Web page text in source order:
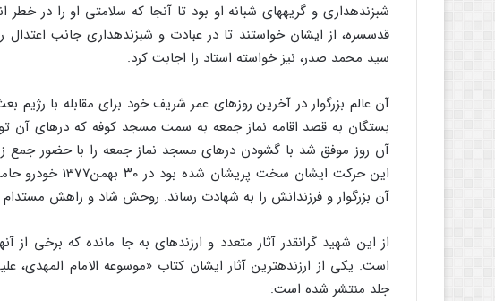
شب‏زنده‏دارى و گریه‏هاى شبانه او بود تا آنجا که سلامتى او را در
قدس‏سره، از ایشان خواستند تا در عبادت و شب‏زنده‏دارى جانب اعتدال
سید محمد صدر، نیز خواسته استاد را اجابت کرد.
آن عالم بزرگوار در آخرین روزهاى عمر شریف خود براى مقابله با رژیم
بستگان به قصد اقامه نماز جمعه به سمت مسجد کوفه که درهاى آن
آن روز موفق شد با گشودن درهاى مسجد نماز جمعه را با حضور جمع
این حرکت ایشان سخت
آن بزرگوار و فرزندانش را به شهادت رساند. روحش شاد و راهش مستدام
از این شهید گرانقدر آثار متعدد و ارزنده‏اى به جا مانده که برخى
است. یکى از ارزنده‏ترین آثار ایشان کتاب «موسوعه الامام المهدى،
جلد منتشر شده است: